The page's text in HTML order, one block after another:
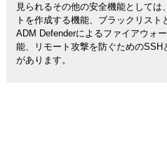
見られるその他の安全機能としては
トを作成する機能、ブラックリス
ADM Defenderによるファイアウォ
能、リモート攻撃を防ぐための
があります。